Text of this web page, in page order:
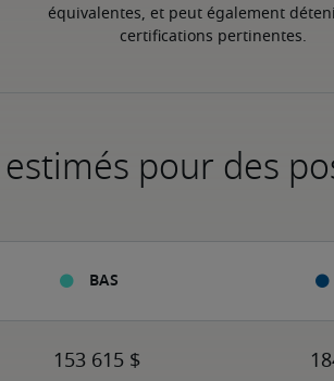
équivalentes, et peut également
certifications pertinentes.
pour des